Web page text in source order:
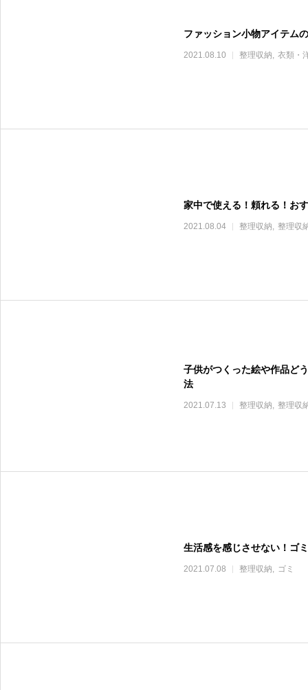
ファッション小物アイテム
2021.08.10 整理収納 衣類・
家中で使える！頼れる！お
2021.08.04 整理収納 整理収
子供がつくった絵や作品ど
法
2021.07.13 整理収納 整理収
生活感を感じさせない！ゴ
2021.07.08 整理収納 ゴミ